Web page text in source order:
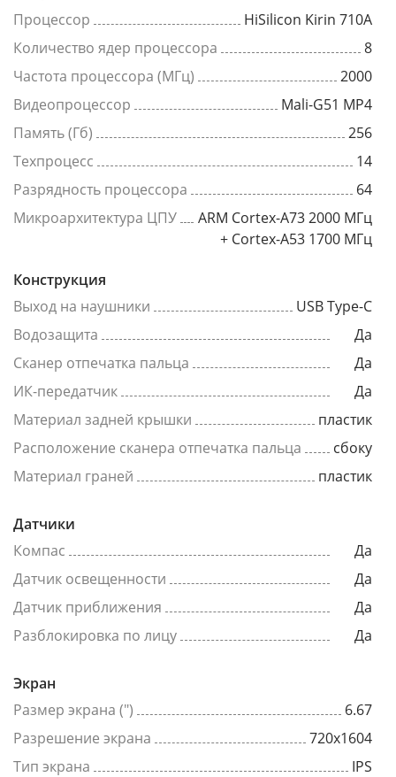
Процессор
HiSilicon Kirin 710A
Количество ядер процессора
8
Частота процессора (МГц)
2000
Видеопроцессор
Mali-G51 MP4
Память (Гб)
256
Техпроцесс
14
Разрядность процессора
64
Микроархитектура ЦПУ
ARM Cortex-A73 2000 МГц
+ Cortex-A53 1700 МГц
Конструкция
Выход на наушники
USB Type-C
Водозащита
Да
Сканер отпечатка пальца
Да
ИК-передатчик
Да
Материал задней крышки
пластик
Расположение сканера отпечатка пальца
сбоку
Материал граней
пластик
Датчики
Компас
Да
Датчик освещенности
Да
Датчик приближения
Да
Разблокировка по лицу
Да
Экран
Размер экрана (")
6.67
Разрешение экрана
720x1604
Тип экрана
IPS